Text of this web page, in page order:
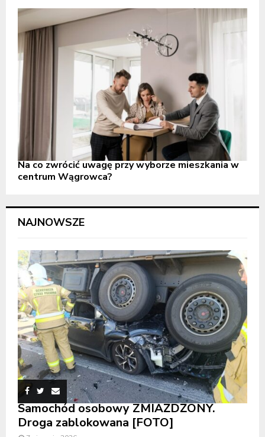
Na co zwrócić uwagę przy wyborze mieszkania w
centrum Wągrowca?
NAJNOWSZE
Samochód osobowy ZMIAŻDŻONY.
Droga zablokowana [FOTO]